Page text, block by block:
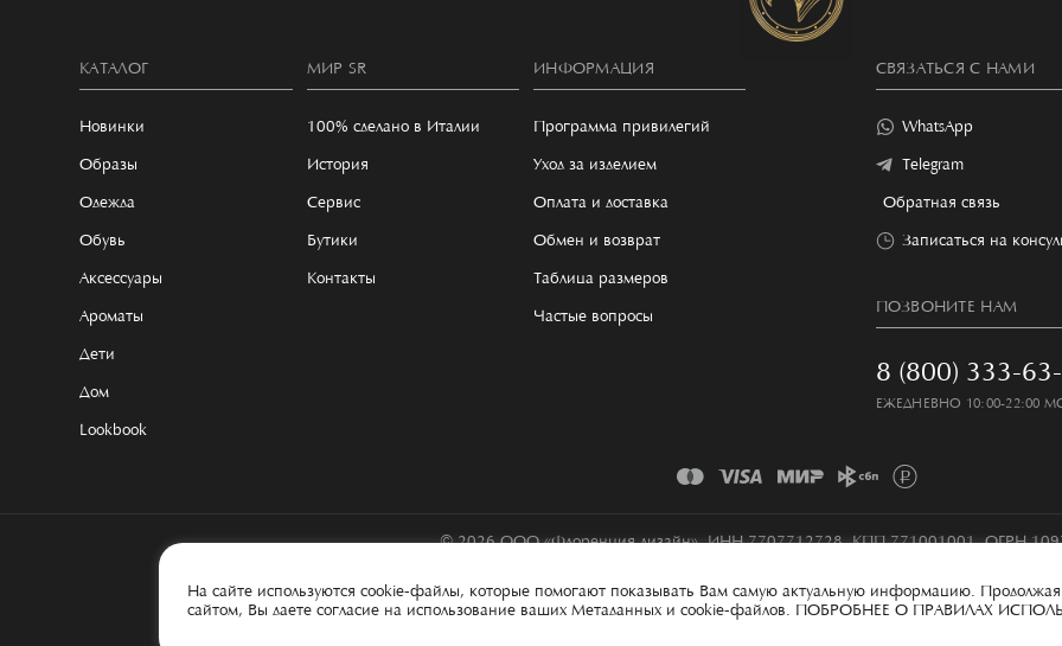
На сайте используются cookie-файлы, которые помогают показывать Вам самую актуальную информацию. Продолжая
сайтом, Вы даете согласие на использование ваших Метаданных и cookie-файлов. ПОБРОБНЕЕ О ПРАВИЛАХ
КАТАЛОГ
Новинки
Образы
Одежда
Обувь
Аксессуары
Ароматы
Дети
Дом
Lookbook
МИР SR
100% сделано в Италии
История
Сервис
Бутики
Контакты
ИНФОРМАЦИЯ
Программа привилегий
Уход за изделием
Оплата и доставка
Обмен и возврат
Таблица размеров
Частые вопросы
СВЯЗАТЬСЯ С НАМИ
WhatsApp
Telegram
Обратная связь
Записаться на
ПОЗВОНИТЕ НАМ
8 (800) 333-
ЕЖЕДНЕВНО 10:00-22:00
© 2026 ООО «Флоренция дизайн», ИНН 7707712728, КПП 771001001, ОГРН
Карта сайта
100% MADE IN ITECH